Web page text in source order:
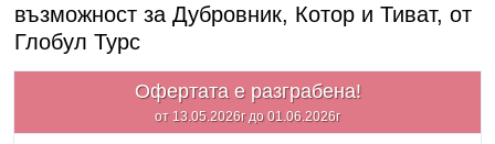
възможност за Дубровник, Котор и Тиват, от
Глобул Турс
Офертата е разграбена!
от 13.05.2026г до 01.06.2026г